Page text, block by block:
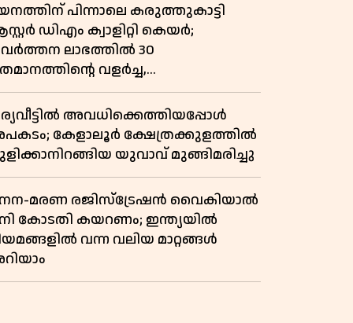
പിന്നാലെ കരുത്തുകാട്ടി
ഡിഎം ക്വാളിറ്റി കെയർ;
ലാഭത്തിൽ 30
വളർച്ച,
ലാഭത്തിലും വൻ
രേഖപ്പെടുത്തി ആദ്യ പാദ
പുറത്ത്
അവധിക്കെത്തിയപ്പോൾ
കേളാലൂർ ക്ഷേത്രക്കുളത്തിൽ
യുവാവ് മുങ്ങിമരിച്ചു
മരണ രജിസ്ട്രേഷൻ വൈകിയാൽ
കോടതി കയറണം; ഇന്ത്യയിൽ
വന്ന വലിയ മാറ്റങ്ങൾ